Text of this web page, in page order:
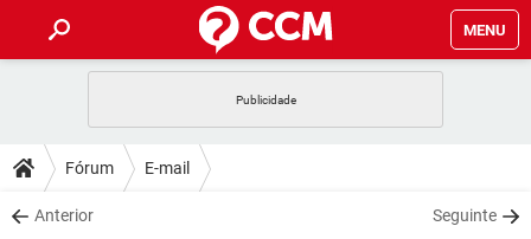
MENU
CELULAR
OUTLOOK
DICAS
JOGOS
DOWNLOADS
Fórum E-mail
Anterior Seguinte